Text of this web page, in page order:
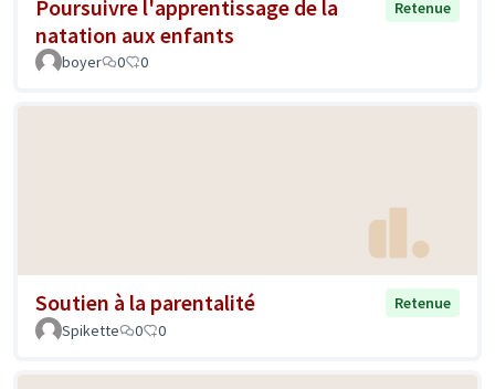
Poursuivre l'apprentissage de la
natation aux enfants
Retenue
boyer 0 0
Soutien à la parentalité
Retenue
Spikette
0 0